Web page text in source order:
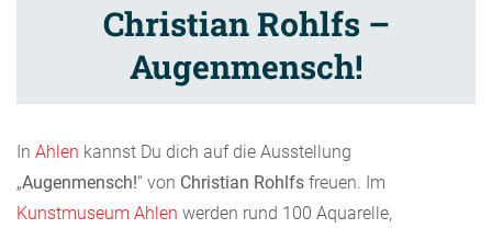
Christian Rohlfs –
Augenmensch!
In Ahlen kannst Du dich auf die Ausstellung
„Augenmensch!“ von Christian Rohlfs freuen. Im
Kunstmuseum Ahlen werden rund 100 Aquarelle,